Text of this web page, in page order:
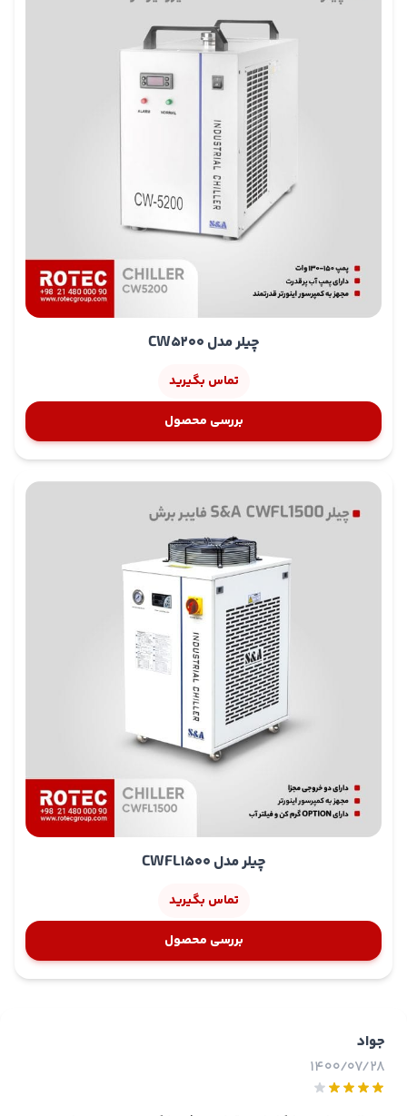
انواع چیلر‌های لیزر: بهتر است بدانید که چیلرهای دستگاه لیزر
تراکمی مدل مورد استفاده در دستگاه‌های لیزر از نوع تراکمی
است در مقایسه کلی ضریب عملکرد در چیلرهای جذبی حدود
مدل‌های جذبی است.
اجزای چیلر تراکمی دستگاه لیزر شامل موارد زیر است:
کندانسور
شیر برقی
وسایل اندازه‌گیری
پمپ آب چیلر
کنترلر چیلر
واترپرشر یا سنسور آب
سنسور دمای محیط
کمپرسور به لوله‌های رانش و مکش گاز متصل است لوله‌های
داخل کندانسور هدایت می‌کنند در کندانسور قطر لوله‌ها
افزایش یافته و موجب افت فشار گاز و جذب حرارت از مایع داخل
مخزن می‌شود این لوله‌ها به لوله‌های موئین نیز معروف
هستند گاز خارج شده از کندانسور که بیشترین حالت مایع به
خود گرفته وارد اواپراتور یا تبخیر کننده می‌شود
شیر برقی در این قسمت ورود و خروج گاز به داخل کندانسور
را کنترل می‌کند در برخی چیلرهای تراکمی زمان روشن و
خاموش شدن کمپرسور از فشار گاز داخل لوله ها تعیین
می‌شود لازم به ذکر است لوله‌های مکش نیز دارای فشار
در حالت معکوس خاموش می‌شود.
تعویض آب چیلر
همان طور که گفتیم چیلر وظیفه‌ی خنک کنندگی تیوب را
کننده‌ای را در تنظیم دما و سلامت تیوب دارا است و نوع این
آب نیز از اهمیت بالایی برخوردار است آب مورد استفاده در
چیلر باید از نوع مقطر و پزشکی باشد به این دلیل که میزان
چیلر مدل CW5200
تماس بگیرید
بررسی محصول
چیلر مدل CWFL1500
تماس بگیرید
بررسی محصول
جواد
1400/07/28